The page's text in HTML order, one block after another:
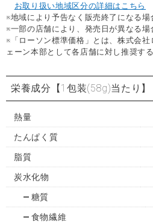
お取り扱い地域区分の詳細はこちら
※地域により予告なく販売終了になる場
※一部の店舗により、発売日が異なる場
※「ローソン標準価格」とは、株式会
ェーン本部として各店舗に対し推奨す
栄養成分 【1包装(58g)当たり】
熱量
たんぱく質
脂質
炭水化物
糖質
食物繊維